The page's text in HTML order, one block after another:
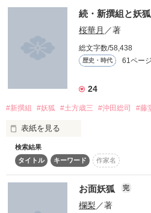
…いえいえ、彼女は
「見ての通り、『狐』だよ。
…ただの狐じゃないぞ？
あたしは、狐の妖怪、白狐の一族
※このお話に出てくる忍び、「風
たくさんの感想・レビューを書い
がとうございます○┓ぺこ
ジャンル別部門最高１位
ファン登録、本棚にin、沢山の方に
がとうございます＞＜
儚桜は本当に皆様に支えられていま
本当に本当にありがとうございます
花の都ーーー華月京（カゲツキョウ
瑠璃の夜空に鬱金の望月が浮かぶ夜
二条大路の東、右大臣邸で出会った
泉のように澄んだ
その名はーーー汀《ミギワ》
（天真爛漫で破天荒なおとぼけ少女
炎のように燃え上がる
紅い髪をもつ異能の盗賊「火影童子
その名はーーー灯《アカリ》
続・新撰組と妖狐
桜華月 ／著
総文字数/58,438
歴史・時代 61ページ
24
#新撰組 #妖狐 #土方歳三 #沖田総司 #藤
表紙を見る
新撰組に入隊して早三ヶ月。
あたしもだいぶ此処に馴染んできた
検索結果
タイトル
キーワード 作家名
お面妖狐 完
欄梨 ／著